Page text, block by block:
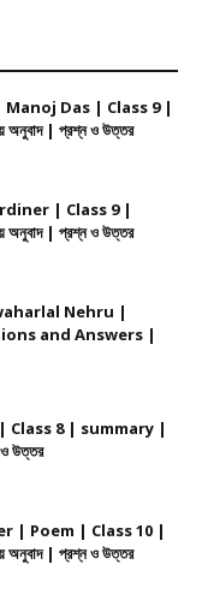
Das | Class 9 |
| প্রশ্ন ও উত্তর
| Class 9 |
| প্রশ্ন ও উত্তর
Nehru |
and Answers |
8 | summary |
উত্তর
| Poem | Class 10 |
| প্রশ্ন ও উত্তর